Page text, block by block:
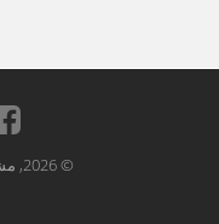
تونس
© 2026, مشغل بواسطة